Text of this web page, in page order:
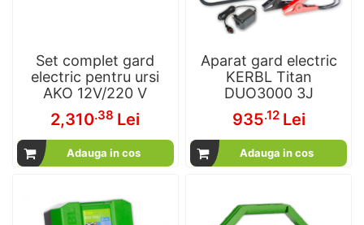
Set complet gard
electric pentru ursi
AKO 12V/220 V
2,310.38 Lei
Adauga in cos
Aparat gard electric
KERBL Titan
DUO3000 3J
935.12 Lei
Adauga in cos